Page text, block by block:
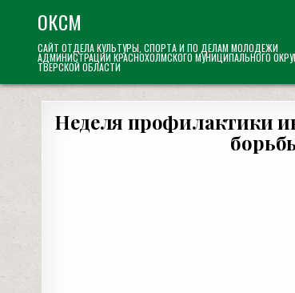
content
ОКСМ
САЙТ ОТДЕЛА КУЛЬТУРЫ, СПОРТА И ПО ДЕЛАМ МОЛОДЕЖИ
АДМИНИСТРАЦИИ КРАСНОХОЛМСКОГО МУНИЦИПАЛЬНОГО
ТВЕРСКОЙ ОБЛАСТИ
Неделя профилактики